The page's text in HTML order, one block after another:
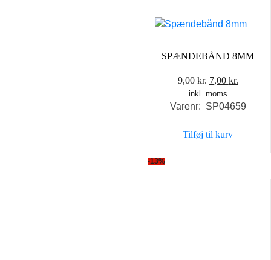
SPÆNDEBÅND 8MM
9,00kr. Den
oprindelige
pris
9,00 kr..
7,00 kr.
pris
inkl. moms
Varenr: SP04659
Tilføj til kurv
-13%